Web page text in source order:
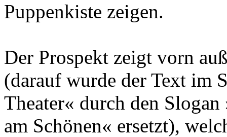
Puppenkiste zeigen.
Der Prospekt zeigt vorn
(darauf wurde der Text im
Theater« durch den
am Schönen« ersetzt),